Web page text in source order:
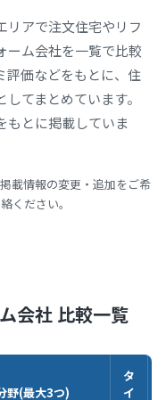
リアで注文住宅やリフ
ーム会社を一覧で比較
評価などをもとに、住
てまとめています。
もとに掲載していま
載情報の変更・追加をご希
ください。
会社 比較一覧
野(最大3つ)
タ
イ